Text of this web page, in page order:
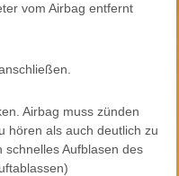
vom Airbag entfernt
Airbag muss zünden
hören als auch deutlich zu
Aufblasen des